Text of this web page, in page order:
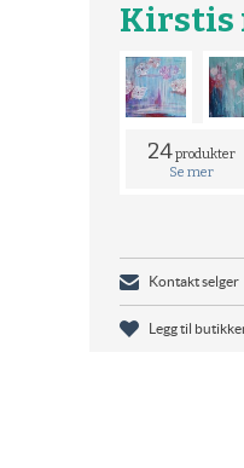
Kirstis
24produkter
Se mer
Kontakt selger
Legg til